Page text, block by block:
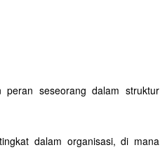
peran seseorang dalam struktur
dalam organisasi, di mana